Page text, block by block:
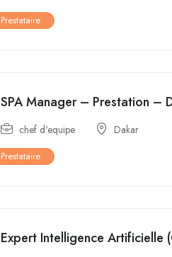
Prestataire
SPA Manager – Prestation –
chef d'equipe Dakar
Prestataire
Expert Intelligence Artificielle